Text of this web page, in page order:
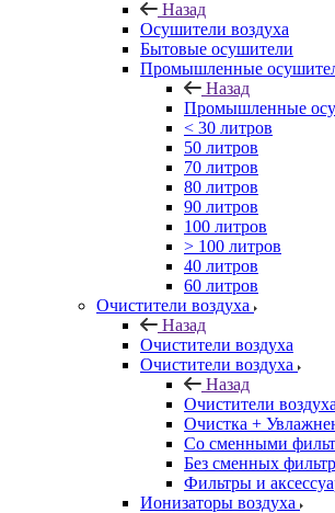
Назад
Осушители воздуха
Бытовые осушители
Промышленные
Назад
Промышленные
< 30 литров
50 литров
70 литров
80 литров
90 литров
100 литров
> 100 литров
40 литров
60 литров
Очистители воздуха
Назад
Очистители воздуха
Очистители воздуха
Назад
Очистители воздуха
Очистка +
Cо сменными
Без сменных
Фильтры и
Ионизаторы воздуха